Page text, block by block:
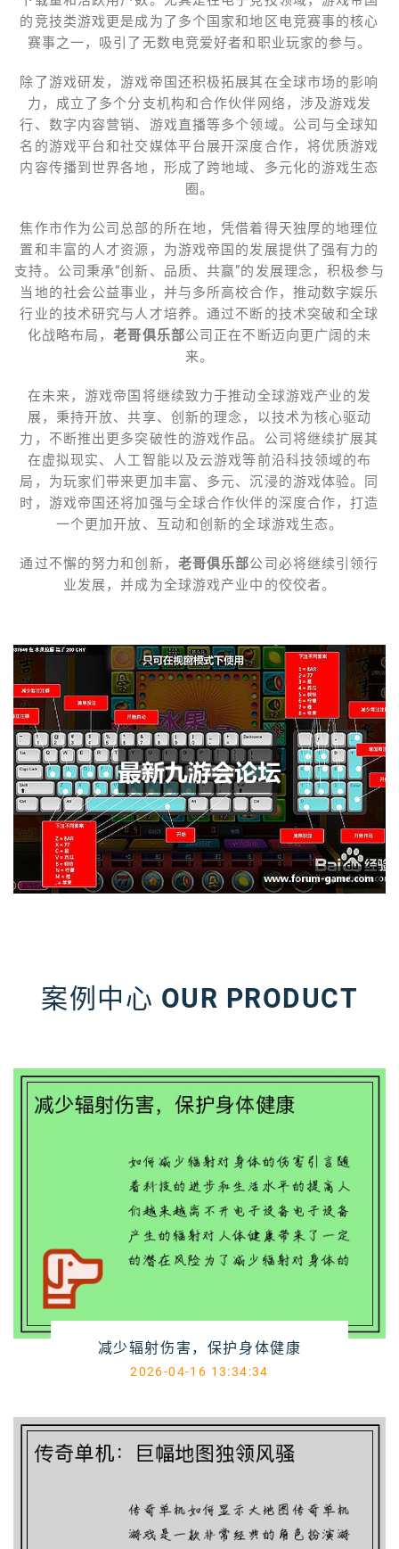
的竞技类游戏更是成为了多个国家和地区电竞赛事的核心
赛事之一，吸引了无数电竞爱好者和职业玩家的参与。
除了游戏研发，游戏帝国还积极拓展其在全球市场的影响
力，成立了多个分支机构和合作伙伴网络，涉及游戏发
行、数字内容营销、游戏直播等多个领域。公司与全球知
名的游戏平台和社交媒体平台展开深度合作，将优质游戏
内容传播到世界各地，形成了跨地域、多元化的游戏生态
圈。
焦作市作为公司总部的所在地，凭借着得天独厚的地理位
置和丰富的人才资源，为游戏帝国的发展提供了强有力的
支持。公司秉承“创新、品质、共赢”的发展理念，积极参与
当地的社会公益事业，并与多所高校合作，推动数字娱乐
行业的技术研究与人才培养。通过不断的技术突破和全球
化战略布局，老哥俱乐部公司正在不断迈向更广阔的未
来。
在未来，游戏帝国将继续致力于推动全球游戏产业的发
展，秉持开放、共享、创新的理念，以技术为核心驱动
力，不断推出更多突破性的游戏作品。公司将继续扩展其
在虚拟现实、人工智能以及云游戏等前沿科技领域的布
局，为玩家们带来更加丰富、多元、沉浸的游戏体验。同
时，游戏帝国还将加强与全球合作伙伴的深度合作，打造
一个更加开放、互动和创新的全球游戏生态。
通过不懈的努力和创新， 老哥俱乐部公司必将继续引领行
业发展，并成为全球游戏产业中的佼佼者。
案例中心 OUR PRODUCT
减少辐射伤害，保护身体健康
2026-04-16 13:34:34